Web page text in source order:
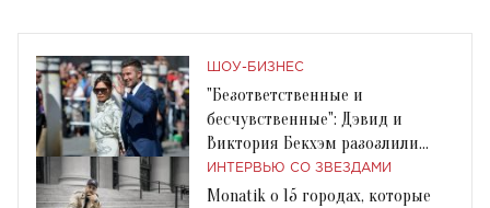
ШОУ-БИЗНЕС
"Безответственные и
бесчувственные": Дэвид и
Виктория Бекхэм разозлили
британцев
ИНТЕРВЬЮ СО ЗВЕЗДАМИ
Monatik о 15 городах, которые